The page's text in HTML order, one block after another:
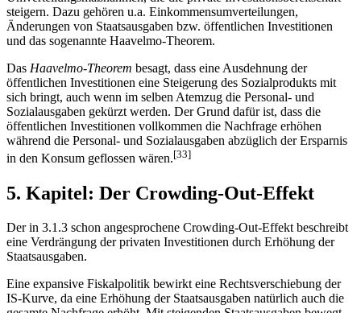
steigern. Dazu gehören u.a. Einkommensumverteilungen,
Änderungen von Staatsausgaben bzw. öffentlichen Investitionen
und das sogenannte Haavelmo-Theorem.
Das Haavelmo-Theorem besagt, dass eine Ausdehnung der
öffentlichen Investitionen eine Steigerung des Sozialprodukts mit
sich bringt, auch wenn im selben Atemzug die Personal- und
Sozialausgaben gekürzt werden. Der Grund dafür ist, dass die
öffentlichen Investitionen vollkommen die Nachfrage erhöhen
während die Personal- und Sozialausgaben abzüglich der Ersparnis
in den Konsum geflossen wären.[33]
5. Kapitel: Der Crowding-Out-Effekt
Der in 3.1.3 schon angesprochene Crowding-Out-Effekt beschreibt
eine Verdrängung der privaten Investitionen durch Erhöhung der
Staatsausgaben.
Eine expansive Fiskalpolitik bewirkt eine Rechtsverschiebung der
IS-Kurve, da eine Erhöhung der Staatsausgaben natürlich auch die